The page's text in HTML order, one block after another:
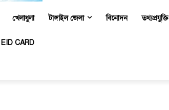
খেলাধুলা টাঙ্গাইল জেলা বিনোদন তথ্যপ্রযুক্তি
EID CARD